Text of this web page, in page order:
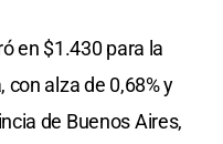
en $1.430 para la
alza de 0,68% y
de Buenos Aires,